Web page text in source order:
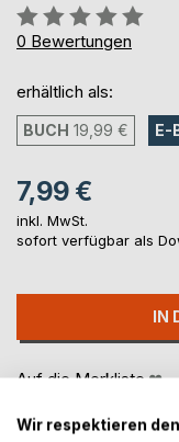
Bewertung::
0%
0 Bewertungen
erhältlich als:
BUCH 19,99 € E-
7,99 €
inkl. MwSt.
sofort verfügbar als
IN
Auf die Merkliste
Wir respektieren